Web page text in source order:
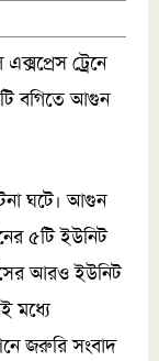
ট্রেনে
বগিতে আগুন
ঘটে। আগুন
৫টি ইউনিট
আরও ইউনিট
মধ্যে
জরুরি সংবাদ